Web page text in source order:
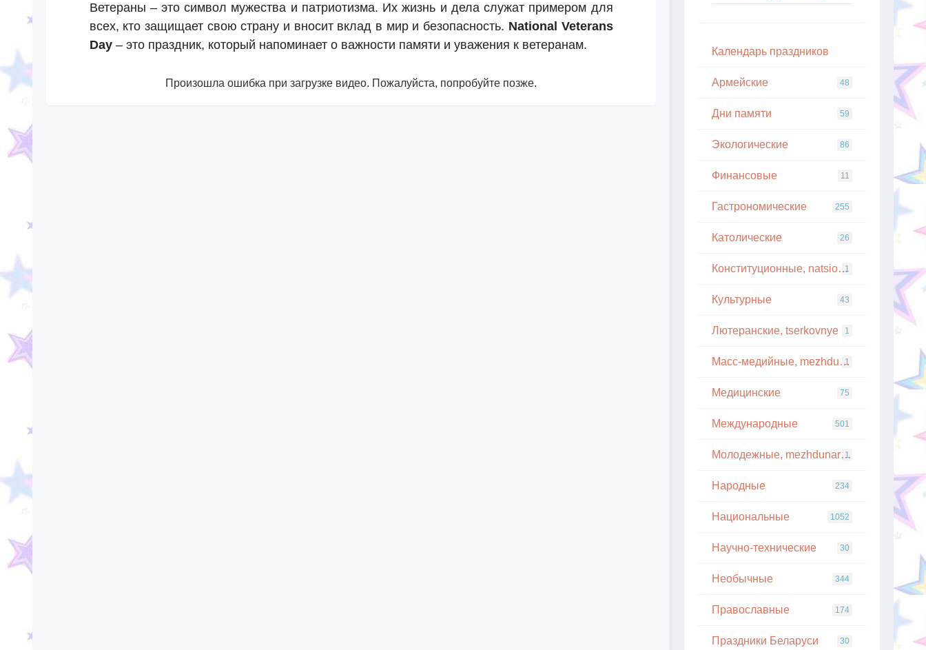
Ветераны – это символ мужества и патриотизма. Их жизнь и дела служат примером для
всех, кто защищает свою страну и вносит вклад в мир и безопасность. National Veterans
Day– это праздник, который напоминает о важности памяти и уважения к ветеранам.
Произошла ошибка при загрузке видео. Пожалуйста, попробуйте позже.
Кaлeндapь пpaздникoв
Армейские 48
Дни памяти 59
Экологические 86
Финансовые 11
Гастрономические 255
Католические 26
Конституционные, natsionalnye
1
Культурные 43
Лютеранские, tserkovnye 1
Масс-медийные, mezhdunarodnye
1
Медицинские 75
Международные 501
Молодежные, mezhdunarodnye
1
Народные 234
Национальные 1052
Научно-технические 30
Необычные 344
Православные 174
Праздники Беларуси 30